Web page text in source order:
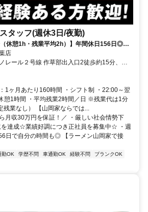
タッフ(週休3日/夜勤)
（休憩1h・残業平均2h）】年間休日156日◎初
店
レール２号線 作草部出入口2徒歩約15分、Ｊ
徒歩約18分、千葉都市モノレール２号線 千葉
1ヶ月あたり160時間 ・シフト制 ・22:00～翌
憩1時間 ・平均残業2時間／日 ※残業代は1分
残業なし） 【山岡家ならでは...
月収30万円を保証！／ ・厳しい社会情勢下
を達成☆業績好調につき正社員を募集中☆ ・週
日で自分の時間も◎ 【ラーメン山岡家で接
勤OK 学歴不問 車通勤OK 経験不問
ブランクOK